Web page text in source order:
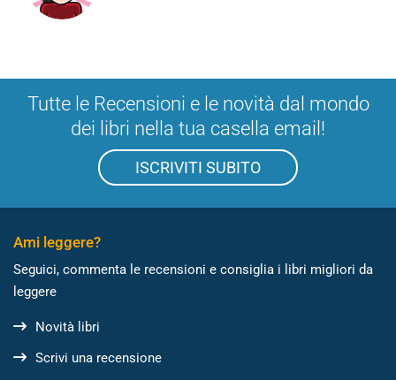
Tutte le Recensioni e le novità dal mondo
dei libri nella tua casella email!
ISCRIVITI SUBITO
Ami leggere?
Seguici, commenta le recensioni e consiglia i libri migliori da
leggere
Novità libri
Scrivi una recensione